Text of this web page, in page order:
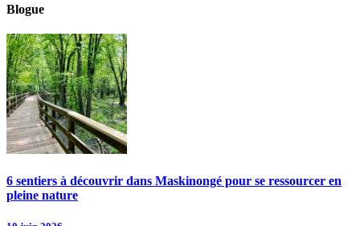
Blogue
6 sentiers à découvrir dans Maskinongé pour se ressourcer en
pleine nature